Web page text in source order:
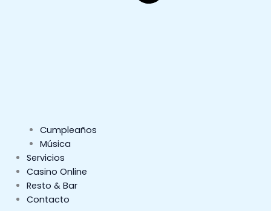
Cumpleaños
Música
Servicios
Casino Online
Resto & Bar
Contacto